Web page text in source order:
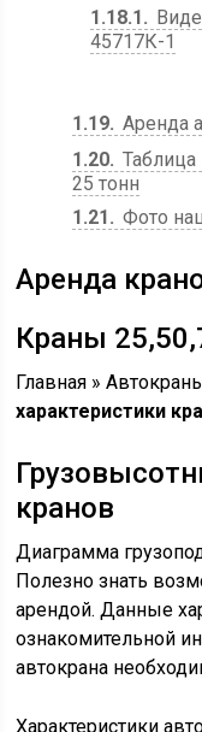
1.18.1
45717К-1
1.19 Аренда
1.20 Таблица
25 тонн
1.21
Фото
Аренда
Краны
Главная »
характеристики
кранов
Диаграмма
Полезно знать
арендой. Данные
ознакомительной
автокрана
Характеристики